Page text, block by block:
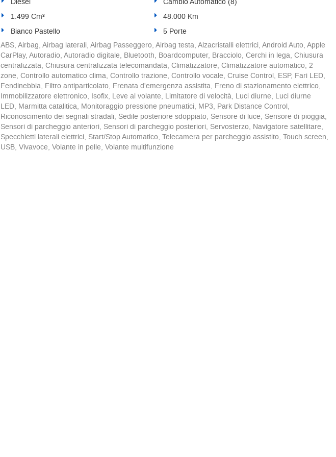
1.499 Cm³
48.000 Km
Bianco Pastello
5 Porte
ABS, Airbag, Airbag laterali, Airbag Passeggero, Airbag testa, Alzacristalli elettrici, Android Auto, Apple
CarPlay, Autoradio, Autoradio digitale, Bluetooth, Boardcomputer, Bracciolo, Cerchi in lega, Chiusura
centralizzata, Chiusura centralizzata telecomandata, Climatizzatore, Climatizzatore automatico, 2
zone, Controllo automatico clima, Controllo trazione, Controllo vocale, Cruise Control, ESP, Fari LED,
Fendinebbia, Filtro antiparticolato, Frenata d'emergenza assistita, Freno di stazionamento elettrico,
Immobilizzatore elettronico, Isofix, Leve al volante, Limitatore di velocità, Luci diurne, Luci diurne
LED, Marmitta catalitica, Monitoraggio pressione pneumatici, MP3, Park Distance Control,
Riconoscimento dei segnali stradali, Sedile posteriore sdoppiato, Sensore di luce, Sensore di pioggia,
Sensori di parcheggio anteriori, Sensori di parcheggio posteriori, Servosterzo, Navigatore satellitare,
Specchietti laterali elettrici, Start/Stop Automatico, Telecamera per parcheggio assistito, Touch screen,
USB, Vivavoce, Volante in pelle, Volante multifunzione